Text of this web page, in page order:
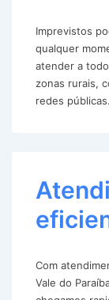
Imprevistos
qualquer
atender a
zonas rurais,
redes
Com
Vale do